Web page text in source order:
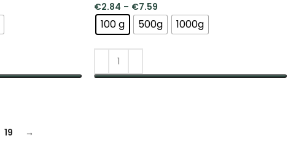
€2.84 – €7.59
100 g 500g 1000g
19 →